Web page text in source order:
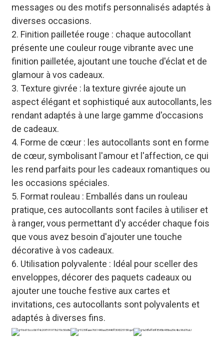
messages ou des motifs personnalisés adaptés à
diverses occasions.
2. Finition pailletée rouge : chaque autocollant
présente une couleur rouge vibrante avec une
finition pailletée, ajoutant une touche d'éclat et de
glamour à vos cadeaux.
3. Texture givrée : la texture givrée ajoute un
aspect élégant et sophistiqué aux autocollants, les
rendant adaptés à une large gamme d'occasions
de cadeaux.
4. Forme de cœur : les autocollants sont en forme
de cœur, symbolisant l'amour et l'affection, ce qui
les rend parfaits pour les cadeaux romantiques ou
les occasions spéciales.
5. Format rouleau : Emballés dans un rouleau
pratique, ces autocollants sont faciles à utiliser et
à ranger, vous permettant d'y accéder chaque fois
que vous avez besoin d'ajouter une touche
décorative à vos cadeaux.
6. Utilisation polyvalente : Idéal pour sceller des
enveloppes, décorer des paquets cadeaux ou
ajouter une touche festive aux cartes et
invitations, ces autocollants sont polyvalents et
adaptés à diverses fins.